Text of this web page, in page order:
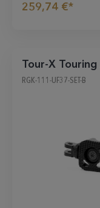
259,74 €*
Tour-X
schwarz
RGK-111-UF37-SET-B